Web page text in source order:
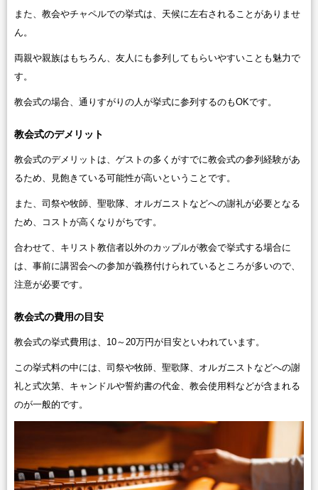
また、教会やチャペルでの挙式は、天候に左右されることがありませ
ん。
両親や親族はもちろん、友人にも参列してもらいやすいことも魅力で
す。
教会式の場合、通りすがりの人が挙式に参列するのもOKです。
教会式のデメリット
教会式のデメリットは、ゲストの多くがすでに教会式の参列経験があ
るため、見飽きている可能性が高いということです。
また、司祭や牧師、聖歌隊、オルガニストなどへの謝礼が必要となる
ため、コストが高くなりがちです。
合わせて、キリスト教信者以外のカップルが教会で挙式する場合に
は、事前に講習会への参加が義務付けられているところが多いので、
注意が必要です。
教会式の費用の目安
教会式の挙式費用は、10～20万円が目安といわれています。
この挙式料の中には、司祭や牧師、聖歌隊、オルガニストなどへの謝
礼と式次第、キャンドルや誓約書の代金、教会使用料などが含まれる
のが一般的です。